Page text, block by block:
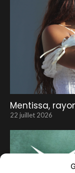
Mentissa,
22 juillet 2026